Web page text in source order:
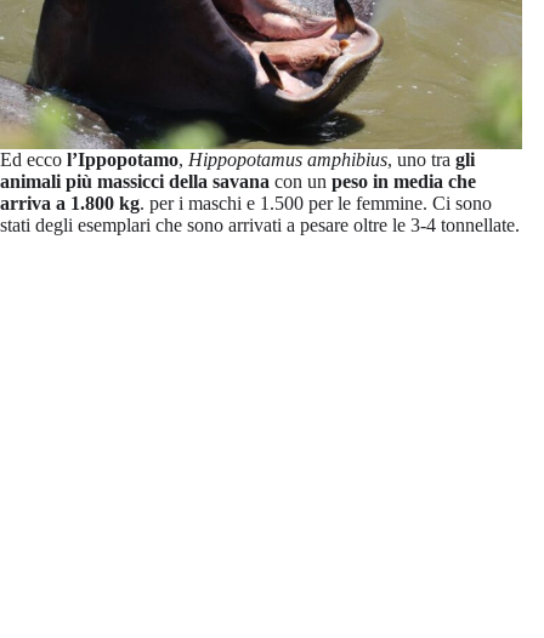
Ed ecco l’Ippopotamo, Hippopotamus amphibius, uno tra gli
animali più massicci della savana con un peso in media che
arriva a 1.800 kg. per i maschi e 1.500 per le femmine. Ci sono
stati degli esemplari che sono arrivati a pesare oltre le 3-4 tonnellate.